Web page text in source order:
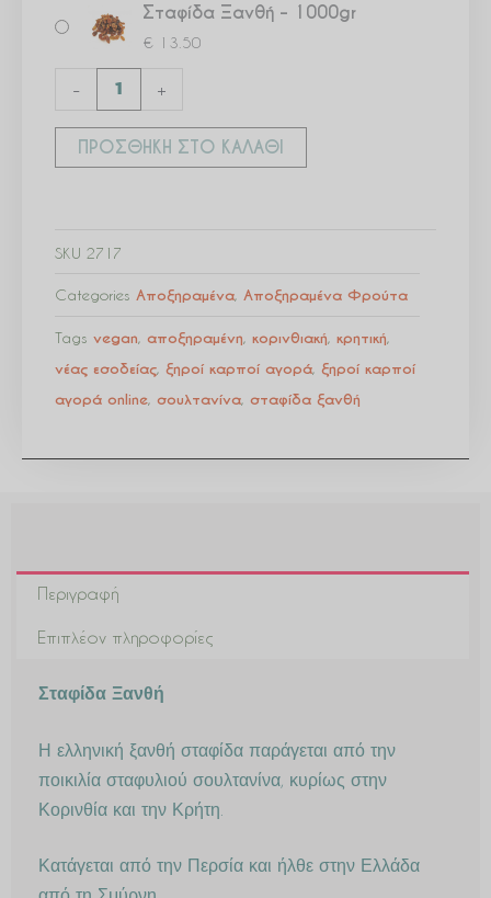
Σταφίδα Ξανθή – 1000gr
€ 13.50
- +
ΠΡΟΣΘΉΚΗ ΣΤΟ ΚΑΛΆΘΙ
SKU 2717
Categories Αποξηραμένα Αποξηραμένα Φρούτα
Tags vegan αποξηραμένη κορινθιακή κρητική
νέας εσοδείας ξηροί καρποί αγορά ξηροί καρποί
αγορά online σουλτανίνα σταφίδα ξανθή
Περιγραφή
Επιπλέον πληροφορίες
Σταφίδα Ξανθή
Η ελληνική ξανθή σταφίδα παράγεται από την
ποικιλία σταφυλιού σουλτανίνα, κυρίως στην
Κορινθία και την Κρήτη.
Κατάγεται από την Περσία και ήλθε στην Ελλάδα